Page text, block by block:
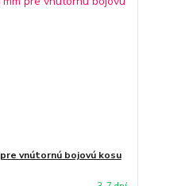
vnútornú bojovú kosu